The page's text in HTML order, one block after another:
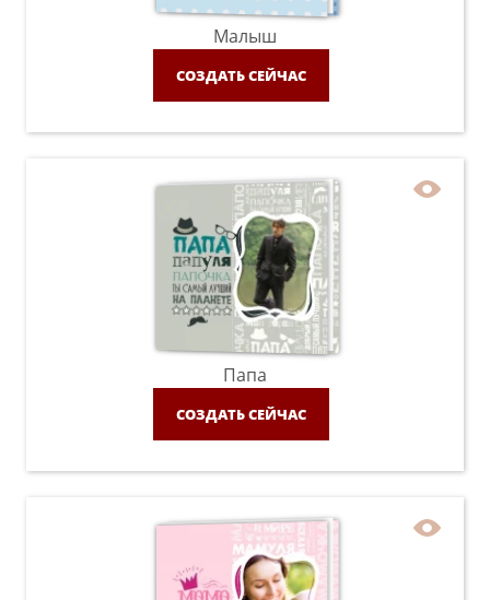
Малыш
СОЗДАТЬ СЕЙЧАС
Папа
СОЗДАТЬ СЕЙЧАС